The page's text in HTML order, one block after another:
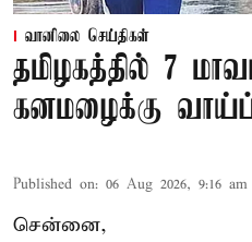
வானிலை செய்திகள்
தமிழகத்தில் 7
கனமழைக்கு
Published on: 06 Aug 2026, 9:16 am
சென்னை,